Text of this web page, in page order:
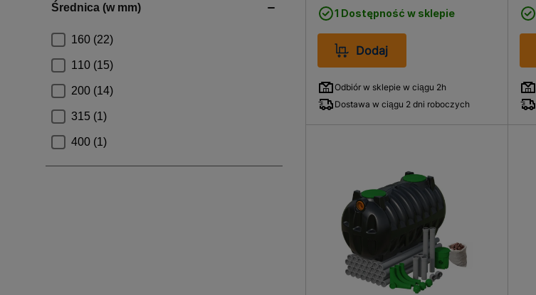
1 Dostępność w sklepie
Dodaj
Odbiór w sklepie w ciągu 2h
Dostawa w ciągu 2 dni roboczych